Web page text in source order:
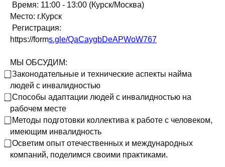
Время: 11:00 - 13:00 (Курск/Москва)
Место: г.Курск
Регистрация:
https://forms.gle/QaCaygbDeAPWoW767
МЫ ОБСУДИМ:
⃣ Законодательные и технические аспекты найма
людей с инвалидностью
⃣ Способы адаптации людей с инвалидностью на
рабочем месте
⃣ Методы подготовки коллектива к работе с человеком,
имеющим инвалидность
⃣ Осветим опыт отечественных и международных
компаний, поделимся своими практиками.